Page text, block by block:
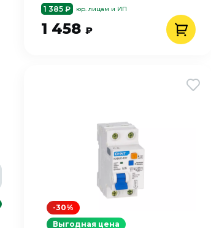
1 385 ₽ юр. лицам и ИП
1 458 ₽
-30%
Выгодная цена